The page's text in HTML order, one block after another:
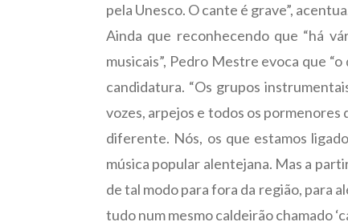
pela Unesco. O cante é grave”,
Ainda que reconhecendo que “há
musicais”, Pedro Mestre evoca que
candidatura. “Os grupos
vozes, arpejos e todos os pormenores
diferente. Nós, os que estamos
música popular alentejana. Mas a
de tal modo para fora da região, para
tudo num mesmo caldeirão chamado